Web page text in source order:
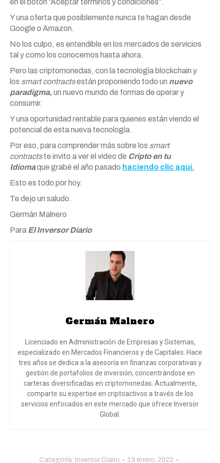
en el botón “Aceptar términos y condiciones”.
Y una oferta que posiblemente nunca te hagan desde
Google o Amazon.
No los culpo, es entendible en los mercados de servicios
tal y como los conocemos hasta ahora.
Pero las criptomonedas, con la tecnología blockchain y
los smart contractsestán proponiendo todo un nuevo
paradigma, un nuevo mundo de formas de operar y
consumir.
Y una oportunidad rentable para quienes están viendo el
potencial de esta nueva tecnología.
Por eso, para comprender más sobre los smart
contractste invito a ver el video de Cripto en tu
Idiomaque grabé el año pasado haciendo clic aquí.
Esto es todo por hoy.
Te dejo un saludo.
Germán Malnero
Para El Inversor Diario
Germán Malnero
Licenciado en Administración de Empresas y Sistemas,
especializado en Mercados Financieros y de Capitales. Hace
tres años se dedica a la asesoría en finanzas corporativas y
gestión de portafolios de inversión, concentrándose en
carteras diversificadas en criptomonedas. Actualmente,
comparte su expertise en criptoactivos a través de los
servicios enfocados en este mercado que ofrece Inversor
Global.
Categoría: Inversor Diario 13 enero, 2022